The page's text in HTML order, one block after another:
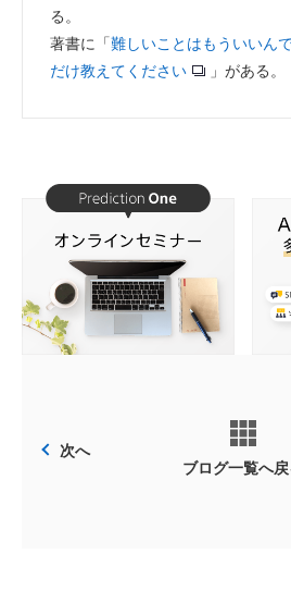
る。
著書に「難しいことはもういいん
だけ教えてください
」がある。
次へ
ブログ一覧へ戻